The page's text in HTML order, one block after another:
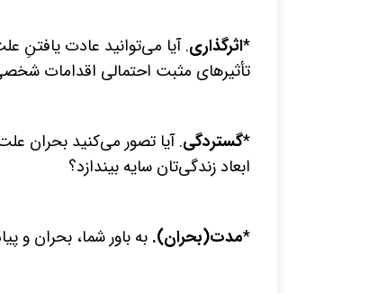
*اثرگذاری. آیا می‌توانید عادت یافتنِ
تأثیرهای مثبت احتمالی اقدامات
*گستردگی. آیا تصور می‌کنید بحران
ابعاد زندگی‌تان سایه بیندازد؟
*مدت(بحران). به باور شما، بحران